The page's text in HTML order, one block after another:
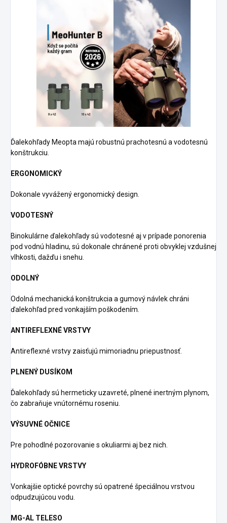
Ďalekohľady Meopta majú robustnú prachotesnú a vodotesnú
konštrukciu.
ERGONOMICKÝ
Dokonale vyvážený ergonomický design.
VODOTESNÝ
Binokulárne ďalekohľady sú vodotesné aj v prípade ponorenia
pod vodnú hladinu, sú dokonale chránené proti obvyklej vzdušnej
vlhkosti, dažďu i snehu.
ODOLNÝ
Odolná mechanická konštrukcia a gumový návlek chráni
ďalekohľad pred vonkajším poškodením.
ANTIREFLEXNÉ VRSTVY
Antireflexné vrstvy zaisťujú mimoriadnu priepustnosť.
PLNENÝ DUSÍKOM
Ďalekohľady sú hermeticky uzavreté, plnené inertným plynom,
čo zabraňuje vnútornému roseniu.
VÝSUVNÉ OČNICE
Pre pohodlné pozorovanie s okuliarmi aj bez nich.
HYDROFÓBNE VRSTVY
Vonkajšie optické povrchy sú opatrené špeciálnou vrstvou
odpudzujúcou vodu.
MG-AL TELESO